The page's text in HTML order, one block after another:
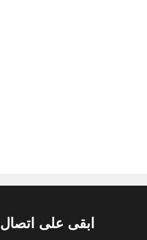
ابقى على اتصال